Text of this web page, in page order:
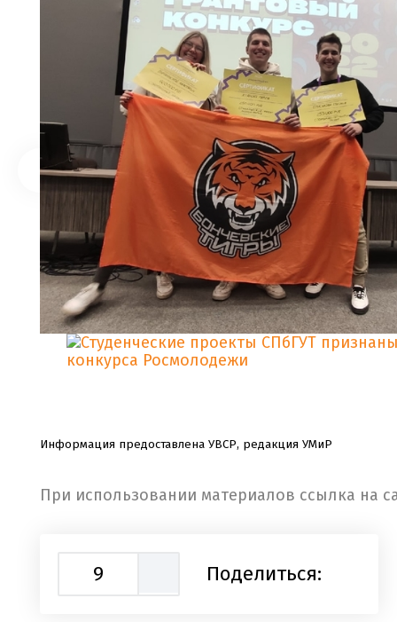
Информация предоставлена УВСР, редакция УМиР
При использовании материалов ссылка на
9 Поделиться: